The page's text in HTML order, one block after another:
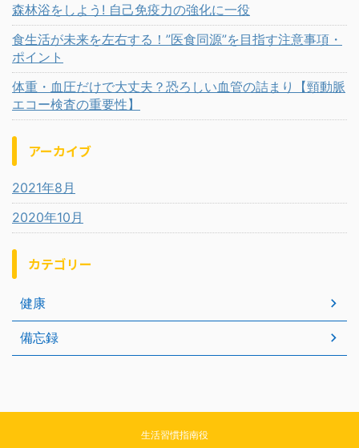
森林浴をしよう! 自己免疫力の強化に一役
食生活が未来を左右する！”医食同源”を目指す注意事項・
ポイント
体重・血圧だけで大丈夫？恐ろしい血管の詰まり【頸動脈
エコー検査の重要性】
アーカイブ
2021年8月
2020年10月
カテゴリー
健康
備忘録
生活習慣指南役